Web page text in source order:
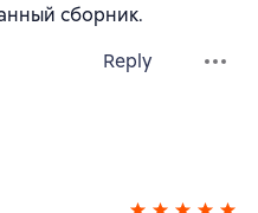
сборник.
Reply